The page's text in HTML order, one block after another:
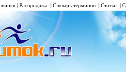
| Распродажа | Словарь терминов | Статьи |